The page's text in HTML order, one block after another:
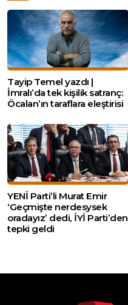
Tayip Temel yazdı |
İmralı’da tek kişilik satranç:
Öcalan’ın taraflara eleştirisi
YENİ Parti’li Murat Emir
‘Geçmişte nerdesysek
oradayız’ dedi, İYİ Parti’den
tepki geldi